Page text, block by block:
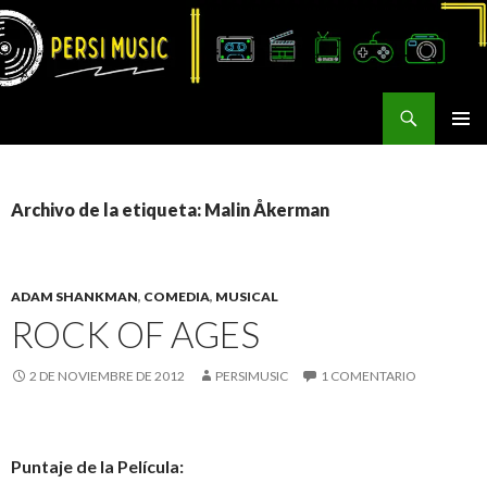
Archivo de la etiqueta: Malin Åkerman
ADAM SHANKMAN, COMEDIA, MUSICAL
ROCK OF AGES
2 DE NOVIEMBRE DE 2012 PERSIMUSIC 1 COMENTARIO
Puntaje de la Película: